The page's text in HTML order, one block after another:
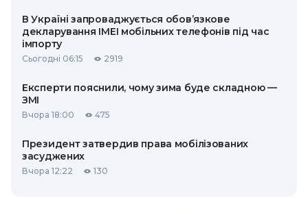
В Україні запроваджується обов’язкове
декларування IMEI мобільних телефонів під час
імпорту
Сьогодні 06:15 2919
Експерти пояснили, чому зима буде складною —
ЗМІ
Вчора 18:00 475
Президент затвердив права мобілізованих
засуджених
Вчора 12:22 130